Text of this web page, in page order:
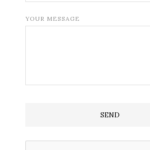
YOUR MESSAGE